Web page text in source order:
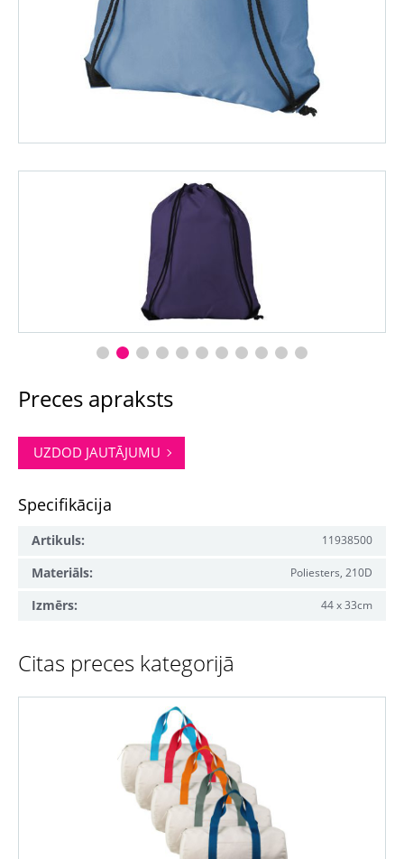
Preces apraksts
UZDOD JAUTĀJUMU
Specifikācija
Artikuls: 11938500
Materiāls: Poliesters, 210D
Izmērs: 44 x 33cm
Citas preces kategorijā